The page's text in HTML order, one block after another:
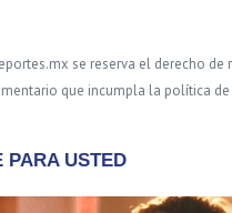
se reserva el derecho de
que incumpla la política